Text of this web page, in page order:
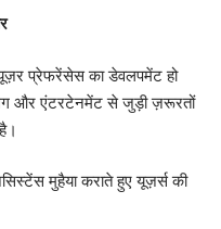
प्रेफरेंसेस का डेवलपमेंट हो
और एंटरटेनमेंट से जुड़ी ज़रूरतों
मुहैया कराते हुए यूज़र्स की